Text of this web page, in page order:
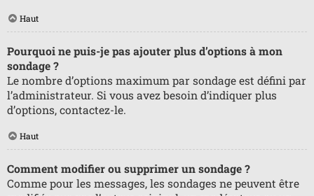
Haut
Pourquoi ne puis-je pas ajouter plus d’options à mon
sondage ?
Le nombre d’options maximum par sondage est défini par
l’administrateur. Si vous avez besoin d’indiquer plus
d’options, contactez-le.
Haut
Comment modifier ou supprimer un sondage ?
Comme pour les messages, les sondages ne peuvent être